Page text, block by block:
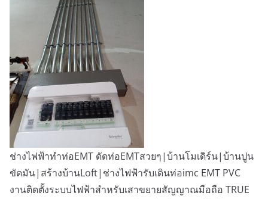
ช่างไฟฟ้าทำท่อEMT ดัดท่อEMTสวยๆ|บ้านโมเดิร์น|บ้านปูน
ขัดมัน|สร้างบ้านLoft|ช่างไฟฟ้ารับเดินท่อimc EMT PVC
งานติดตั้งระบบไฟฟ้าสำหรับเสาขยายสัญญาณมือถือ TRUE